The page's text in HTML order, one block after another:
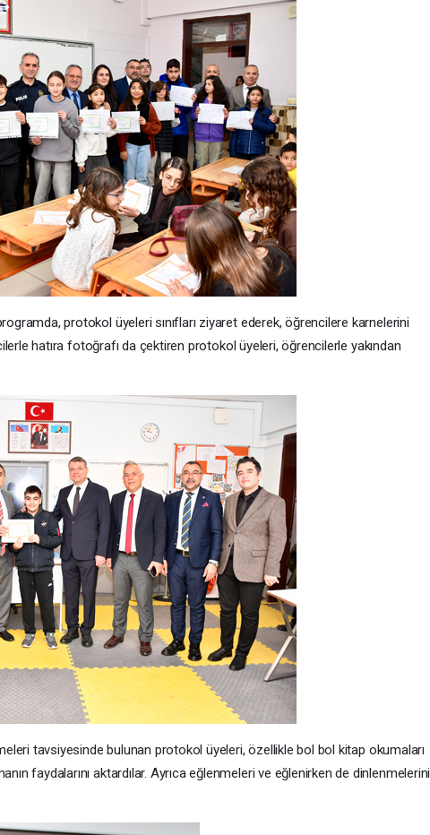
protokol üyeleri sınıfları ziyaret ederek, öğrencilere karnelerini
hatıra fotoğrafı da çektiren protokol üyeleri, öğrencilerle yakından
tavsiyesinde bulunan protokol üyeleri, özellikle bol bol kitap okumaları
faydalarını aktardılar. Ayrıca eğlenmeleri ve eğlenirken de dinlenmelerini